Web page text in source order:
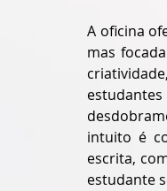
A oficina
mas
intuito é
escrita,
estudante